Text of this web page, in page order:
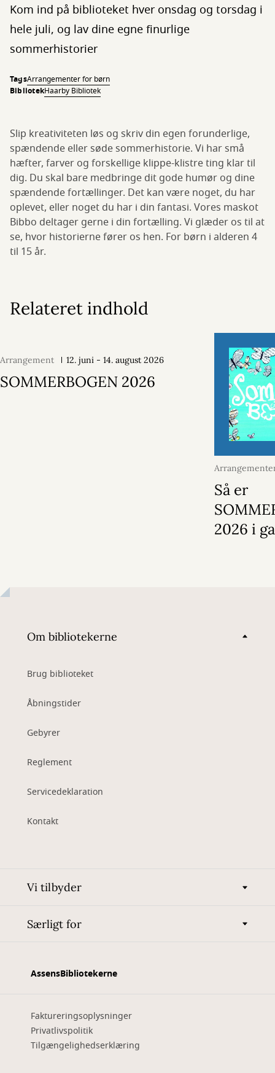
Kom ind på biblioteket hver onsdag og torsdag i
hele juli, og lav dine egne finurlige
sommerhistorier
TagsArrangementer for børn
BibliotekHaarby Bibliotek
Slip kreativiteten løs og skriv din egen forunderlige,
spændende eller søde sommerhistorie. Vi har små
hæfter, farver og forskellige klippe-klistre ting klar til
dig. Du skal bare medbringe dit gode humør og dine
spændende fortællinger. Det kan være noget, du har
oplevet, eller noget du har i din fantasi. Vores maskot
Bibbo deltager gerne i din fortælling. Vi glæder os til at
se, hvor historierne fører os hen. For børn i alderen 4
til 15 år.
Relateret indhold
Arrangement 12. juni - 14. august 2026
SOMMERBOGEN 2026
juni 2026
Så er
2026 i
Om bibliotekerne
Brug biblioteket
Åbningstider
Gebyrer
Reglement
Servicedeklaration
Kontakt
Vi tilbyder
Særligt for
AssensBibliotekerne
Faktureringsoplysninger
Privatlivspolitik
Tilgængelighedserklæring